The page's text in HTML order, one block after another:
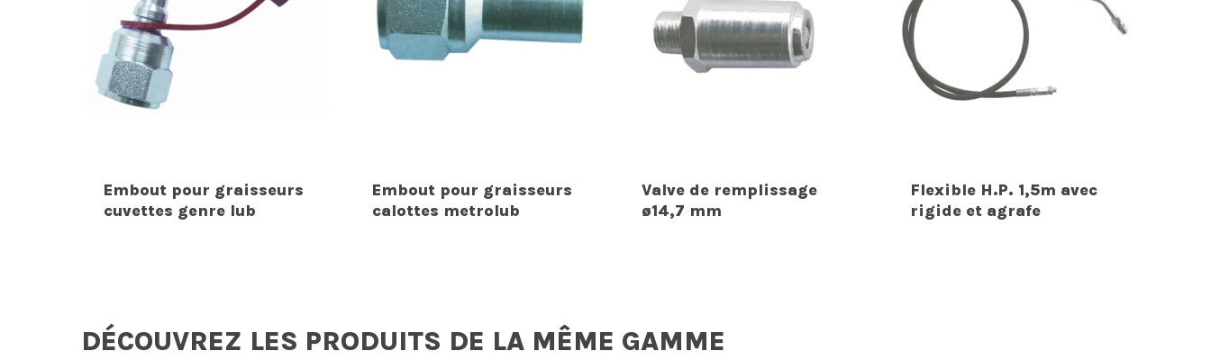
Embout pour graisseurs
cuvettes genre lub
Embout pour graisseurs
calottes metrolub
Valve de remplissage
ø14,7 mm
Flexible H.P. 1,5m avec
rigide et agrafe
DÉCOUVREZ LES PRODUITS DE LA MÊME GAMME